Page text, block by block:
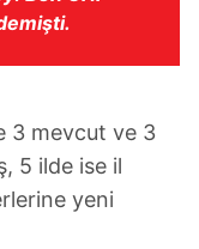
Bilgilendirme
ve sitemizde
ilgili bilgi
3 mevcut ve 3
5 ilde ise il
yeni